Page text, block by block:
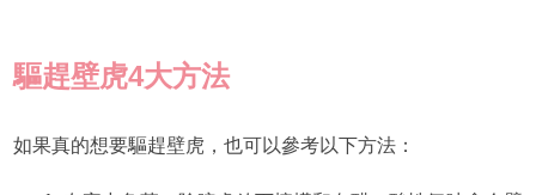
驅趕壁虎4大方法
如果真的想要驅趕壁虎，也可以參考以下方法：